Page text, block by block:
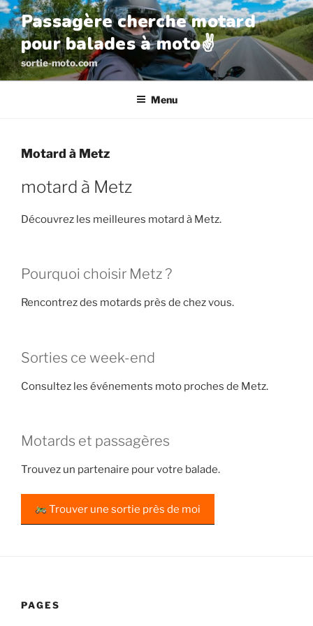
Aller
au
contenu
principal
Passagère cherche motard
pour balades à moto✌️
sortie-moto.com
Menu
Motard à Metz
motard à Metz
Découvrez les meilleures motard à Metz.
Pourquoi choisir Metz ?
Rencontrez des motards près de chez vous.
Sorties ce week-end
Consultez les événements moto proches de Metz.
Motards et passagères
Trouvez un partenaire pour votre balade.
Trouver une sortie près de moi
PAGES